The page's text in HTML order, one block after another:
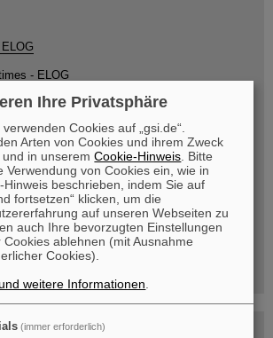
- ELOG
- ELOG
:
Ihre Privatsphäre
Cookies auf „gsi.de“.
Arten von Cookies und ihrem Zweck
und in unseremCookie-Hinweis . Bitte
Verwendung von Cookies ein, wie in
Hinweis beschrieben, indem Sie auf
fortsetzen“ klicken, um die
auf unseren Webseiten zu
auch Ihre bevorzugten Einstellungen
ablehnen (mit Ausnahme
Cookies).
weitere Informationen
(immer erforderlich)